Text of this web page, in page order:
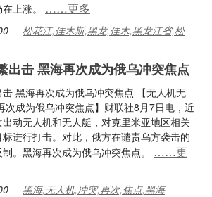
上涨。 ……更多
松花江,佳木斯,黑龙,佳木,黑龙江省,松
出击 黑海再次成为俄乌冲突焦点
黑海再次成为俄乌冲突焦点 【无人机无
次成为俄乌冲突焦点】财联社8月7日电，近
动无人机和无人艇，对克里米亚地区相关
进行打击。对此，俄方在谴责乌方袭击的
。黑海再次成为俄乌冲突焦点。 ……更
黑海,无人机,冲突,再次,焦点,黑海